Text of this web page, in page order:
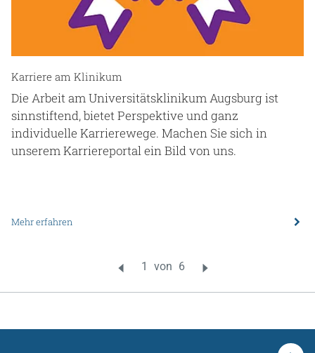
Karriere am Klinikum
Die Arbeit am Universitätsklinikum Augsburg ist
sinnstiftend, bietet Perspektive und ganz
individuelle Karrierewege. Machen Sie sich in
unserem Karriereportal ein Bild von uns.
Mehr erfahren